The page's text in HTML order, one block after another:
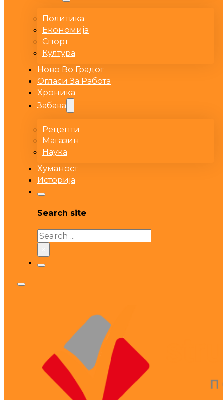
Политика
Економија
Спорт
Култура
Ново Во Градот
Огласи За Работа
Хроника
Забава
Рецепти
Магазин
Наука
Хуманост
Историја
Search site
Search